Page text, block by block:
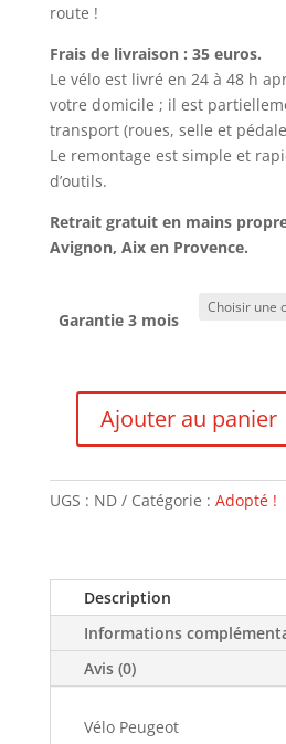
route !
Frais de livraison : 35 euros.
Le vélo est livré en 24 à 48 h
votre domicile ; il est
transport (roues, selle et
Le remontage est simple et
d’outils.
Retrait gratuit en mains
Avignon, Aix en Provence.
Garantie 3 mois
quantité
Peugeot
-
Ajouter au panier
UGS : ND Catégorie : Adopté !
Description
Informations
Avis (0)
Vélo Peugeot